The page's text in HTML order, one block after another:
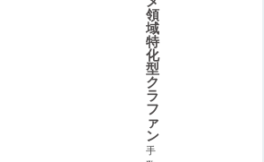
領
域
特
化
型
ク
ラ
フ
ァ
ン
手